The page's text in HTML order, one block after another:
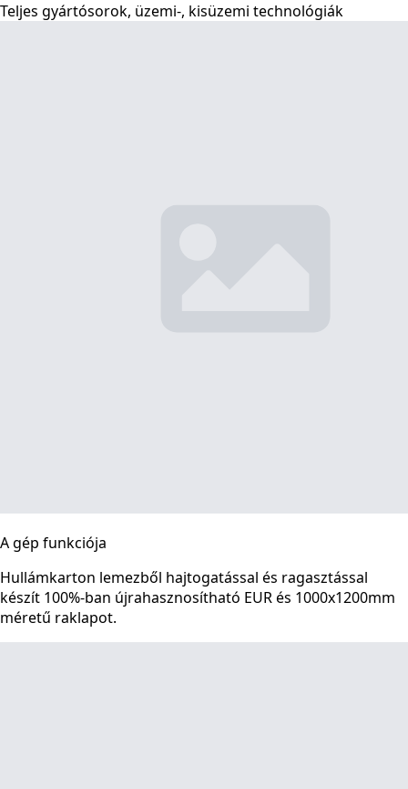
Teljes gyártósorok, üzemi-, kisüzemi technológiák
A gép funkciója
Hullámkarton lemezből hajtogatással és ragasztással
készít 100%-ban újrahasznosítható EUR és 1000x1200mm
méretű raklapot.